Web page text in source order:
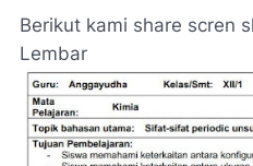
Berikut kami share scren
Lembar